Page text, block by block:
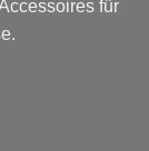
für